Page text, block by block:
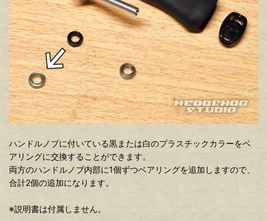
ハンドルノブに付いている黒または白のプラスチックカラーをベ
アリングに交換することができます。
両方のハンドルノブ内部に1個ずつベアリングを追加しますので、
合計2個の追加になります。
※説明書は付属しません。